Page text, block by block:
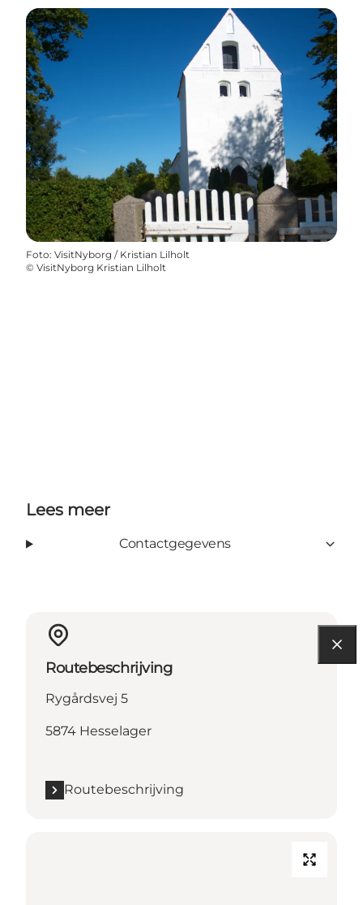
Foto: VisitNyborg / Kristian Lilholt
© VisitNyborg Kristian Lilholt
Lees meer
Contactgegevens
Routebeschrijving
Rygårdsvej 5
5874 Hesselager
Routebeschrijving